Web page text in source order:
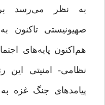
به نظر می‌رسد
صهیونیستی تاکنون
هم‌اکنون پایه‌های
نظامی- امنیتی این
پیامدهای جنگ غزه به